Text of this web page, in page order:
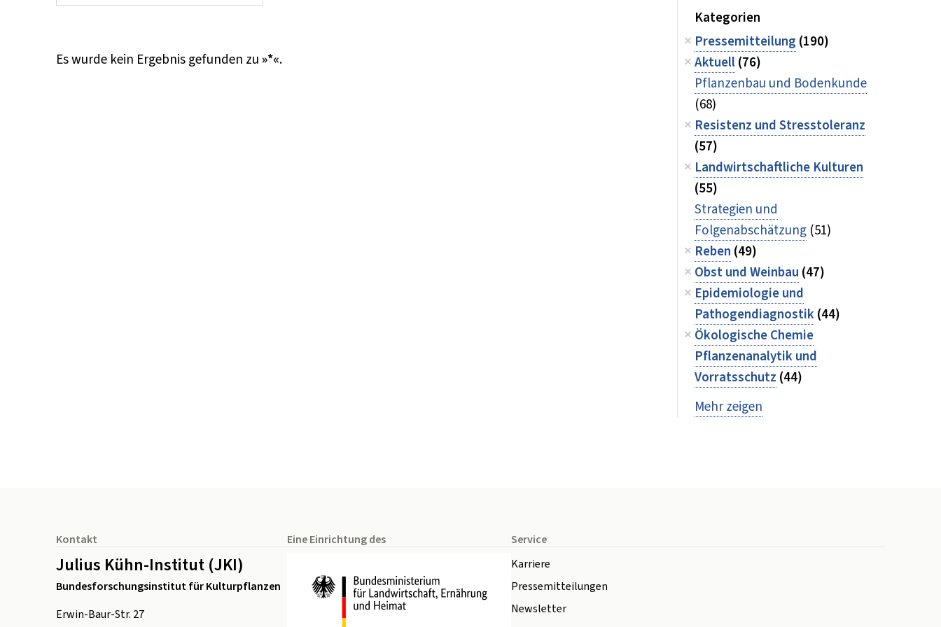
Es wurde kein Ergebnis gefunden zu»*«.
Kategorien
Pressemitteilung (190)
Aktuell(76)
Pflanzenbau und Bodenkunde
(68)
Resistenz und Stresstoleranz
(57)
Landwirtschaftliche Kulturen
(55)
Strategien und
Folgenabschätzung (51)
Reben (49)
Obst und Weinbau (47)
Epidemiologie und
Pathogendiagnostik(44)
Ökologische Chemie
Pflanzenanalytik und
Vorratsschutz (44)
Mehr zeigen
Kontakt
Julius Kühn-Institut (JKI)
Bundesforschungsinstitut für Kulturpflanzen
Erwin-Baur-Str. 27
Eine Einrichtung des
Service
Karriere
Pressemitteilungen
Newsletter